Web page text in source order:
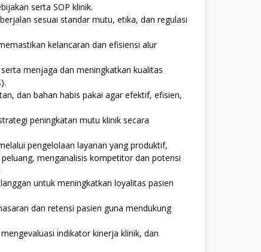
serta SOP klinik.
sesuai standar mutu, etika, dan regulasi
kelancaran dan efisiensi alur
menjaga dan meningkatkan kualitas
dan bahan habis pakai agar efektif, efisien,
peningkatan mutu klinik secara
pengelolaan layanan yang produktif,
menganalisis kompetitor dan potensi
untuk meningkatkan loyalitas pasien
dan retensi pasien guna mendukung
indikator kinerja klinik, dan